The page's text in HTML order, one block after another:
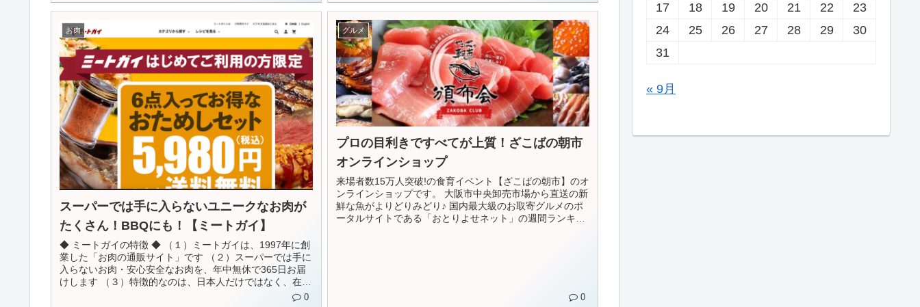
お肉
スーパーでは手に入らないユニークなお肉が
たくさん！BBQにも！【ミートガイ】
◆ ミートガイの特徴 ◆ （１）ミートガイは、1997年に創
業した「お肉の通販サイト」です （２）スーパーでは手に
入らないお肉・安心安全なお肉を、年中無休で365日お届
けします （３）特徴的なのは、日本人だけではなく、在日
0
グルメ
プロの目利きですべてが上質！ざこばの朝市
オンラインショップ
来場者数15万人突破!の食育イベント【ざこばの朝市】のオ
ンラインショップです。 大阪市中央卸売市場から直送の新
鮮な魚がよりどりみどり♪ 国内最大級のお取寄グルメのポ
ータルサイトである「おとりよせネット」の週間ランキン
0
17
18 19 20 21 22
23
24
25 26 27 28 29
30
31
« 9月